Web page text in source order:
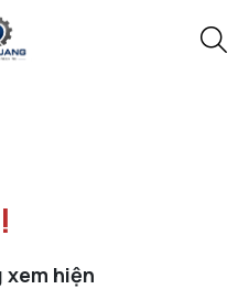
xem hiện